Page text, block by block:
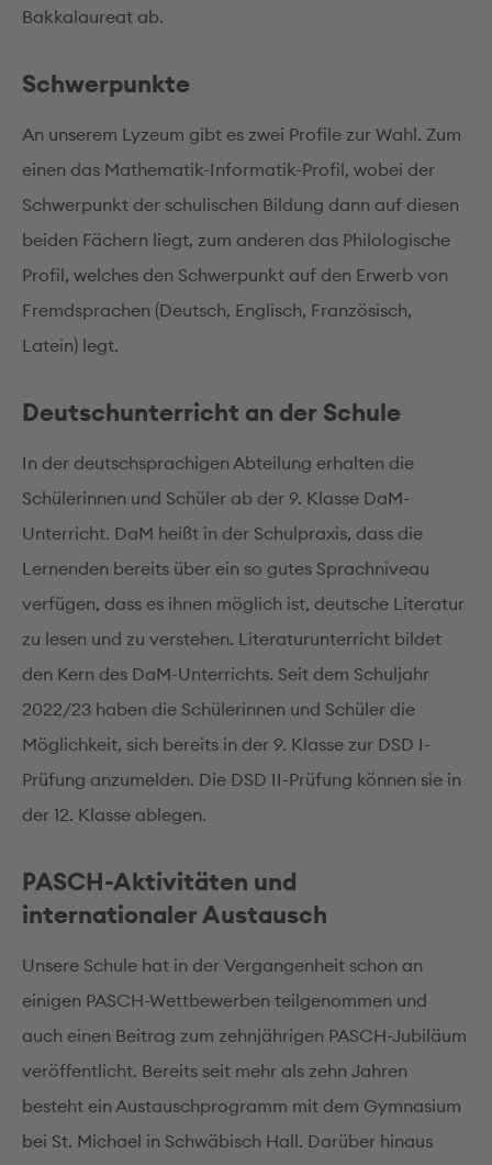
Bakkalaureat ab.
Schwerpunkte
An unserem Lyzeum gibt es zwei Profile zur Wahl. Zum
einen das Mathematik-Informatik-Profil, wobei der
Schwerpunkt der schulischen Bildung dann auf diesen
beiden Fächern liegt, zum anderen das Philologische
Profil, welches den Schwerpunkt auf den Erwerb von
Fremdsprachen (Deutsch, Englisch, Französisch,
Latein) legt.
Deutschunterricht an der Schule
In der deutschsprachigen Abteilung erhalten die
Schülerinnen und Schüler ab der 9. Klasse DaM-
Unterricht. DaM heißt in der Schulpraxis, dass die
Lernenden bereits über ein so gutes Sprachniveau
verfügen, dass es ihnen möglich ist, deutsche Literatur
zu lesen und zu verstehen. Literaturunterricht bildet
den Kern des DaM-Unterrichts. Seit dem Schuljahr
2022/23 haben die Schülerinnen und Schüler die
Möglichkeit, sich bereits in der 9. Klasse zur DSD I-
Prüfung anzumelden. Die DSD II-Prüfung können sie in
der 12. Klasse ablegen.
PASCH-Aktivitäten und
internationaler Austausch
Unsere Schule hat in der Vergangenheit schon an
einigen PASCH-Wettbewerben teilgenommen und
auch einen Beitrag zum zehnjährigen PASCH-Jubiläum
veröffentlicht. Bereits seit mehr als zehn Jahren
besteht ein Austauschprogramm mit dem Gymnasium
bei St. Michael in Schwäbisch Hall. Darüber hinaus